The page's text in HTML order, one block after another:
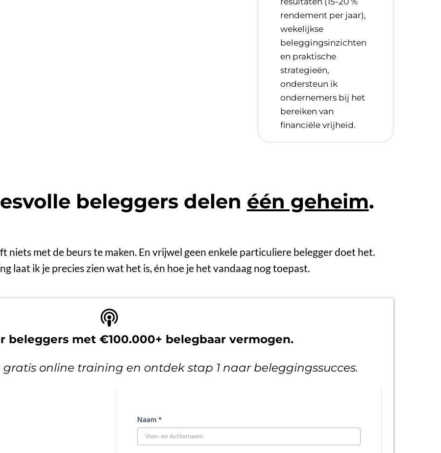
rendement per jaar),
wekelijkse
beleggingsinzichten
en praktische
strategieën,
ondersteun ik
ondernemers bij het
bereiken van
financiële vrijheid.
beleggers delen één geheim.
niets met de beurs te maken. En vrijwel geen enkele particuliere belegger doet het.
laat ik je precies zien wat het is, én hoe je het vandaag nog toepast.
beleggers met €100.000+ belegbaar vermogen.
online training en ontdek stap 1 naar beleggingssucces.
Naam *